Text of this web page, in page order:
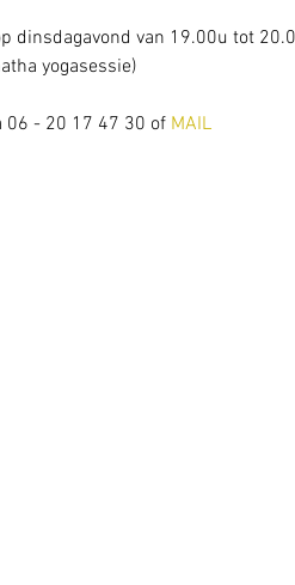
dinsdagavond van 19.00u tot
yogasessie)
06 - 20 17 47 30 of MAIL